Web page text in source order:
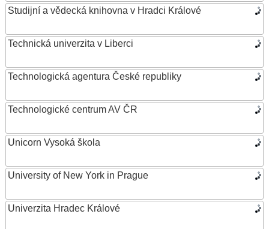
Studijní a vědecká knihovna v Hradci Králové
Technická univerzita v Liberci
Technologická agentura České republiky
Technologické centrum AV ČR
Unicorn Vysoká škola
University of New York in Prague
Univerzita Hradec Králové